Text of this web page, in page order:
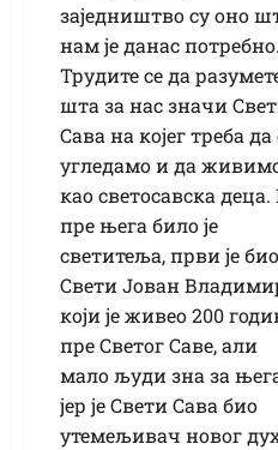
заједништво су оно
нам је данас потребно.
Трудите се да
шта за нас значи
Сава на којег треба да
угледамо и да
као светосавска деца.
пре њега било је
светитеља, први је био
Свети Јован
који је живео 200
пре Светог Саве, али
мало људи зна за
јер је Свети Сава био
утемељивач новог